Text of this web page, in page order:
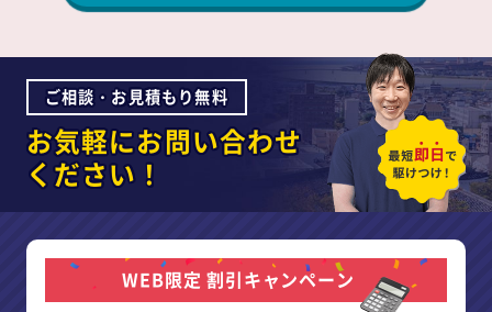
ご相談・お見積もり無料
お気軽にお問い合わせ
ください！
WEB限定 割引キャンペーン